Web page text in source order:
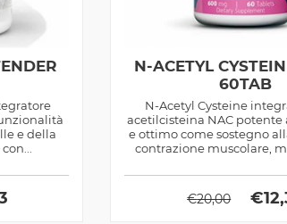
e della
N-ACETYL
60TAB
N-Acetyl Cysteine
acetilcisteina NAC potente
e ottimo come sostegno
contrazione muscolare,
€20,00 €